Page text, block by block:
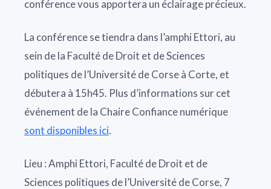
conférence vous apportera un éclairage précieux.
La conférence se tiendra dans l’amphi Ettori, au
sein de la Faculté de Droit et de Sciences
politiques de l’Université de Corse à Corte, et
débutera à 15h45. Plus d’informations sur cet
événement de la Chaire Confiance numérique
sont disponibles ici.
Lieu : Amphi Ettori, Faculté de Droit et de
Sciences politiques de l’Université de Corse, 7